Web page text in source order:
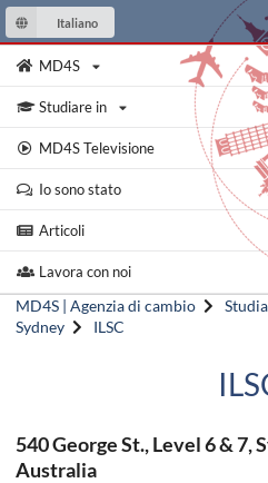
Italiano
MD4S
Studiare in
MD4S Televisione
Io sono stato
Articoli
Lavora con noi
MD4S | Agenzia di cambio
Sydney
ILSC
540 George St., Level 6 & 7,
Australia